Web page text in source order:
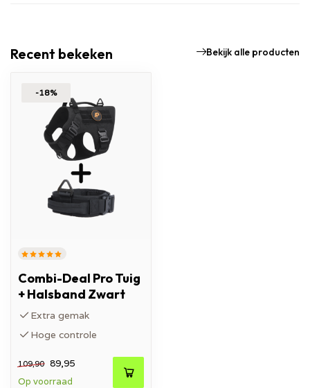
Recent bekeken Bekijk alle producten
-18%
Combi-Deal Pro Tuig
+ Halsband Zwart
Extra gemak
Hoge controle
109,90 89,95
Op voorraad